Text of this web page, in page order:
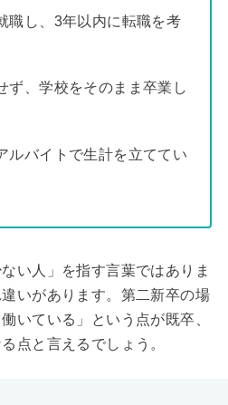
職し、3年以内に転職を考
ず、学校をそのまま卒業し
ルバイトで生計を立ててい
い人」を指す言葉ではありま
いがあります。第二新卒の場
いている」という点が既卒、
点と言えるでしょう。